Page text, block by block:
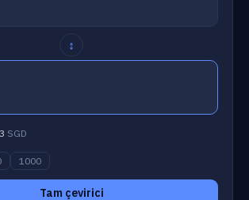
↕
SGD
1000
Tam çevirici